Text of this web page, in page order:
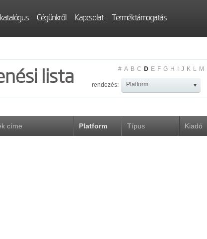
Cégünkről Kapcsolat Terméktámogatás
lista # A B C D E F G H J K L M
rendezés:
címe Platform Típus Kiadó